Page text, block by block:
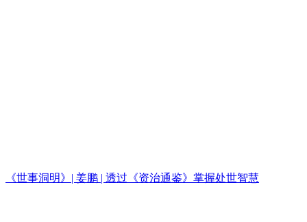
《世事洞明》| 姜鹏 | 透过《资治通鉴》掌握处世智慧